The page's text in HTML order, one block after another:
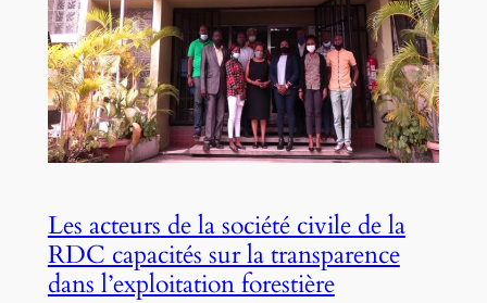
Les acteurs de la société civile de la
RDC capacités sur la transparence
dans l’exploitation forestière